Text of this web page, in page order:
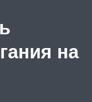
на